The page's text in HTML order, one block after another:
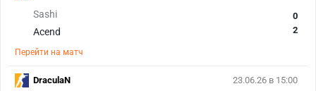
Sashi
Acend
0
2
Перейти на матч
23.06.26 в 15:00
DraculaN